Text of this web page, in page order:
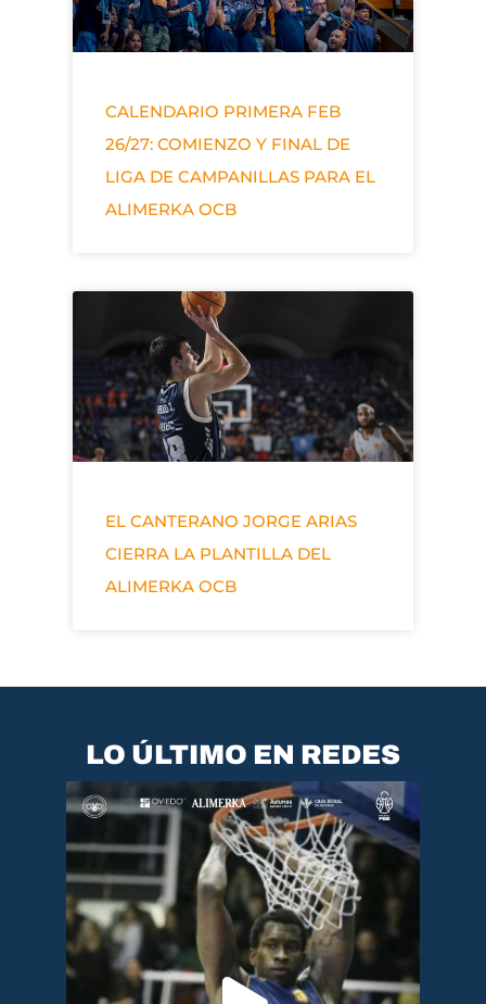
CALENDARIO PRIMERA FEB
26/27: COMIENZO Y FINAL DE
LIGA DE CAMPANILLAS PARA EL
ALIMERKA OCB
EL CANTERANO JORGE ARIAS
CIERRA LA PLANTILLA DEL
ALIMERKA OCB
LO ÚLTIMO EN REDES